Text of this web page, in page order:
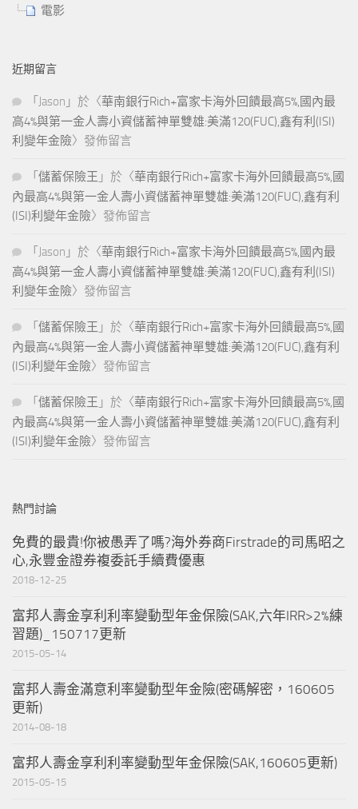
電影
近期留言
「 Jason 」於〈華南銀行Rich+富家卡海外回饋最高5%,國內最
高4%與第一金人壽小資儲蓄神單雙雄:美滿120(FUC),鑫有利(ISI)
利變年金險〉發佈留言
「 儲蓄保險王 」於〈華南銀行Rich+富家卡海外回饋最高5%,國
內最高4%與第一金人壽小資儲蓄神單雙雄:美滿120(FUC),鑫有利
(ISI)利變年金險〉發佈留言
「 Jason 」於〈華南銀行Rich+富家卡海外回饋最高5%,國內最
高4%與第一金人壽小資儲蓄神單雙雄:美滿120(FUC),鑫有利(ISI)
利變年金險〉發佈留言
「 儲蓄保險王 」於〈華南銀行Rich+富家卡海外回饋最高5%,國
內最高4%與第一金人壽小資儲蓄神單雙雄:美滿120(FUC),鑫有利
(ISI)利變年金險〉發佈留言
「 儲蓄保險王 」於〈華南銀行Rich+富家卡海外回饋最高5%,國
內最高4%與第一金人壽小資儲蓄神單雙雄:美滿120(FUC),鑫有利
(ISI)利變年金險〉發佈留言
熱門討論
免費的最貴!你被愚弄了嗎?海外券商Firstrade的司馬昭之
心,永豐金證券複委託手續費優惠
2018-12-25
富邦人壽金享利利率變動型年金保險(SAK,六年IRR>2%練
習題)_150717更新
2015-05-14
富邦人壽金滿意利率變動型年金險(密碼解密，160605
更新)
2014-08-18
富邦人壽金享利利率變動型年金保險(SAK,160605更新)
2015-05-15